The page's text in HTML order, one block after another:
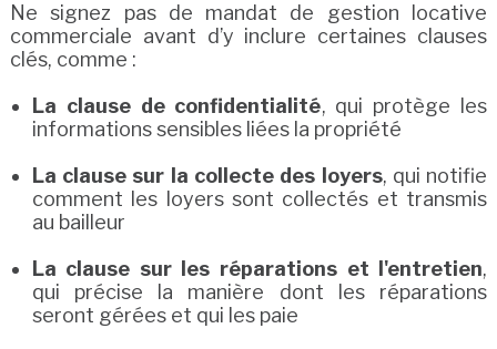
Ne signez pas de mandat de gestion locative
commerciale avant d’y inclure certaines clauses
clés, comme :
La clause de confidentialité, qui protège les
informations sensibles liées la propriété
La clause sur la collecte des loyers, qui notifie
comment les loyers sont collectés et transmis
au bailleur
La clause sur les réparations et l'entretien,
qui précise la manière dont les réparations
seront gérées et qui les paie